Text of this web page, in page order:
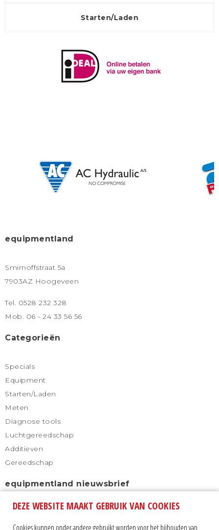
Starten/Laden
equipmentland
Smirnoffstraat 5a
7903AZ Hoogeveen
Tel. 0528 232 328
Mob. 06 - 24 33 56 56
Categorieën
Specials
Equipment
Starten/Laden
Meten
Diagnose tools
Luchtgereedschap
Additieven
Gereedschap
equipmentland nieuwsbrief
Schrijf u in voor onze nieuwsbrief en blijf altijd
automatisch op de hoogte.
DEZE WEBSITE MAAKT GEBRUIK VAN COOKIES
Cookies kunnen onder andere gebruikt worden voor het bijhouden van